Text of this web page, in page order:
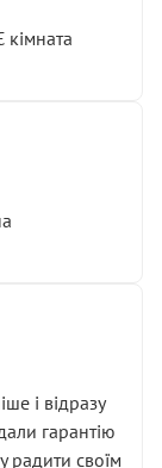
і відразу
гарантію
радити своїм